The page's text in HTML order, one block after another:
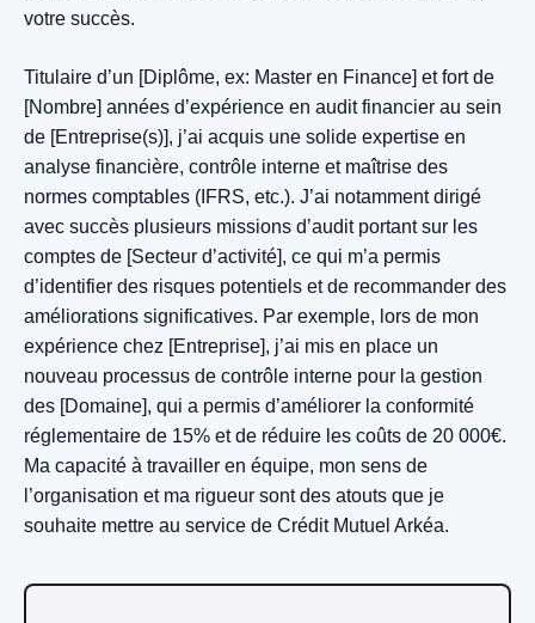
votre succès.
Titulaire d’un [Diplôme, ex: Master en Finance] et fort de
[Nombre] années d’expérience en audit financier au sein
de [Entreprise(s)], j’ai acquis une solide expertise en
analyse financière, contrôle interne et maîtrise des
normes comptables (IFRS, etc.). J’ai notamment dirigé
avec succès plusieurs missions d’audit portant sur les
comptes de [Secteur d’activité], ce qui m’a permis
d’identifier des risques potentiels et de recommander des
améliorations significatives. Par exemple, lors de mon
expérience chez [Entreprise], j’ai mis en place un
nouveau processus de contrôle interne pour la gestion
des [Domaine], qui a permis d’améliorer la conformité
réglementaire de 15% et de réduire les coûts de 20 000€.
Ma capacité à travailler en équipe, mon sens de
l’organisation et ma rigueur sont des atouts que je
souhaite mettre au service de Crédit Mutuel Arkéa.